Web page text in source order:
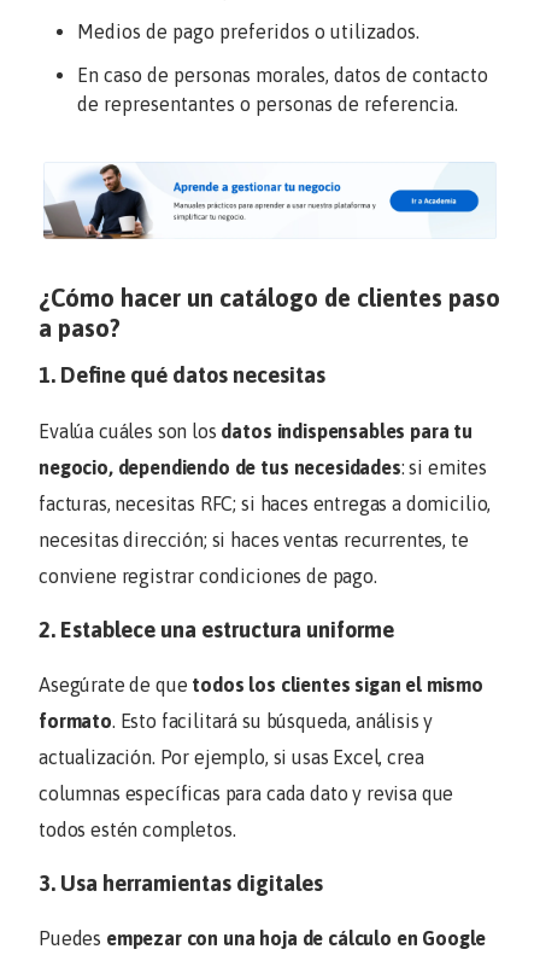
Medios de pago preferidos o utilizados.
En caso de personas morales, datos de contacto
de representantes o personas de referencia.
¿Cómo hacer un catálogo de clientes paso
a paso?
1. Define qué datos necesitas
Evalúa cuáles son los datos indispensables para tu
negocio, dependiendo de tus necesidades: si emites
facturas, necesitas RFC; si haces entregas a domicilio,
necesitas dirección; si haces ventas recurrentes, te
conviene registrar condiciones de pago.
2. Establece una estructura uniforme
Asegúrate de que todos los clientes sigan el mismo
formato. Esto facilitará su búsqueda, análisis y
actualización. Por ejemplo, si usas Excel, crea
columnas específicas para cada dato y revisa que
todos estén completos.
3. Usa herramientas digitales
Puedes empezar con una hoja de cálculo en Google